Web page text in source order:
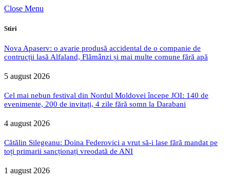
Close Menu
Stiri
Nova Apaserv: o avarie produsă accidental de o companie de
contrucții lasă Alfaland, Flămânzi și mai multe comune fără apă
5 august 2026
Cel mai nebun festival din Nordul Moldovei începe JOI: 140 de
evenimente, 200 de invitați, 4 zile fără somn la Darabani
4 august 2026
Cătălin Silegeanu: Doina Federovici a vrut să-i lase fără mandat pe
toți primarii sancționați vreodată de ANI
1 august 2026